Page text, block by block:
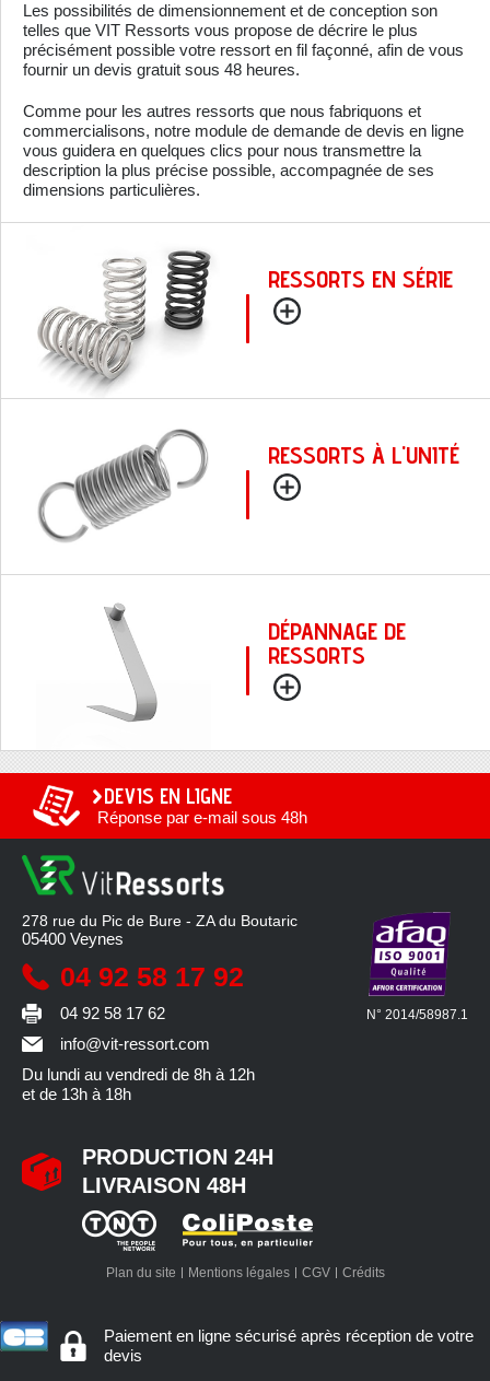
Les possibilités de dimensionnement et de conception son
telles que VIT Ressorts vous propose de décrire le plus
précisément possible votre ressort en fil façonné, afin de vous
fournir un devis gratuit sous 48 heures.
Comme pour les autres ressorts que nous fabriquons et
commercialisons, notre module de demande de devis en ligne
vous guidera en quelques clics pour nous transmettre la
description la plus précise possible, accompagnée de ses
dimensions particulières.
RESSORTS EN SÉRIE
RESSORTS À L'UNITÉ
DÉPANNAGE DE
RESSORTS
DEVIS EN LIGNE
Réponse par e-mail sous 48h
N° 2014/58987.1
278 rue du Pic de Bure - ZA du Boutaric
05400 Veynes
04 92 58 17 92
04 92 58 17 62
info@vit-ressort.com
Du lundi au vendredi de 8h à 12h
et de 13h à 18h
PRODUCTION 24H
LIVRAISON 48H
Plan du site Mentions légales CGV Crédits
Paiement en ligne sécurisé après réception de votre
devis